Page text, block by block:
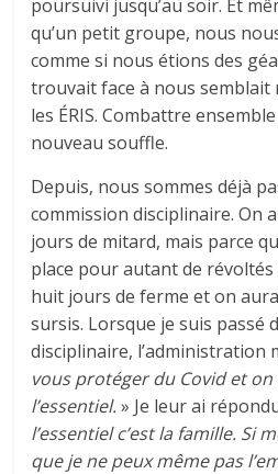
poursuivi jusqu’au soir. Et
qu’un petit groupe, nous
comme si nous étions des
trouvait face à nous semblait
les ÉRIS. Combattre
nouveau souffle.
Depuis, nous sommes déjà
commission disciplinaire. On
jours de mitard, mais parce
place pour autant de révoltés
huit jours de ferme et on
sursis. Lorsque je suis passé
disciplinaire, l’administration
vous protéger du Covid et on
l’essentiel.» Je leur ai
l’essentiel c’est la famille. Si
que je ne peux même pas